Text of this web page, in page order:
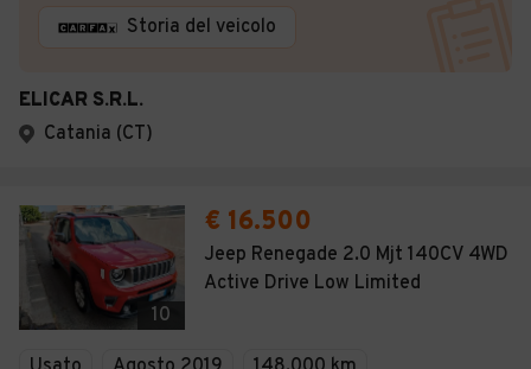
Storia del veicolo
ELICAR S.R.L.
Catania (CT)
10
€ 16.500
Jeep Renegade 2.0 Mjt 140CV 4WD
Active Drive Low Limited